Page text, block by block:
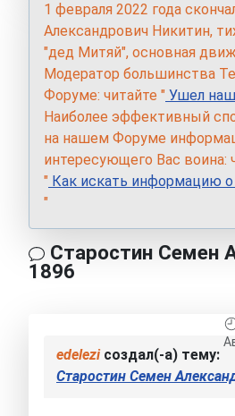
1 февраля 2022 года
Александрович Никитин,
"дед Митяй", основная
Модератор большинства
Форуме: читайте " Ушел
Наиболее эффективный
на нашем Форуме
интересующего Вас воина:
" Как искать информацию
"
Старостин Семен
1896
edeleziсоздал(-а) тему:
Старостин Семен